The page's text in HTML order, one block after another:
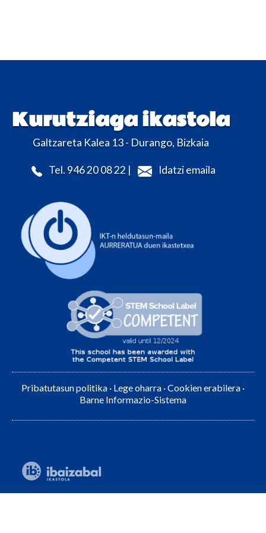
Kurutziaga ikastola
Galtzareta Kalea 13 - Durango, Bizkaia
Tel. 946 20 08 22 | Idatzi emaila
Pribatutasun politika · Lege oharra ·Cookien erabilera ·
Barne Informazio-Sistema